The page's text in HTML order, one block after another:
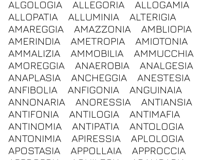
ALGOLOGIA
ALLEGORIA
ALLOGAMIA
ALLOPATIA
ALLUMINIA
ALTERIGIA
AMAREGGIA
AMAZZONIA
AMBLIOPIA
AMERINDIA
AMETROPIA
AMIOTONIA
AMMALIZIA
AMMOBILIA
AMMUCCHIA
AMOREGGIA
ANAEROBIA
ANALGESIA
ANAPLASIA
ANCHEGGIA
ANESTESIA
ANFIBOLIA
ANFIGONIA
ANGUINAIA
ANNONARIA
ANORESSIA
ANTIANSIA
ANTIFONIA
ANTILOGIA
ANTIMAFIA
ANTINOMIA
ANTIPATIA
ANTOLOGIA
ANTONIMIA
APIRESSIA
APLOLOGIA
APOSTASIA
APPOLLAIA
APPROCCIA